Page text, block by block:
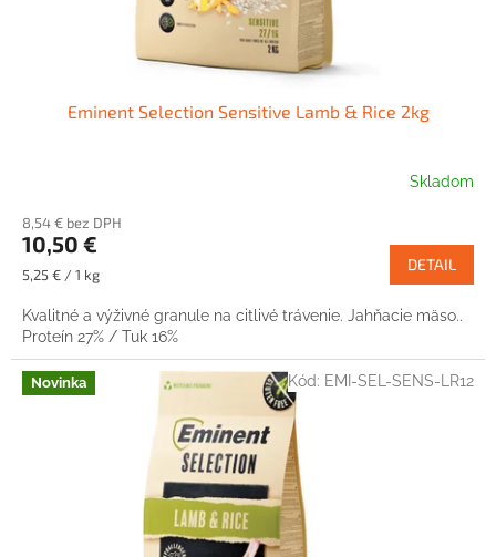
Eminent Selection Sensitive Lamb & Rice 2kg
Skladom
8,54 € bez DPH
10,50 €
Jednotková
5,25 € / 1 kg
DETAIL
Kvalitné a výživné granule na citlivé trávenie. Jahňacie mäso..
Proteín 27% / Tuk 16%
Novinka Kód: EMI-SEL-SENS-LR12